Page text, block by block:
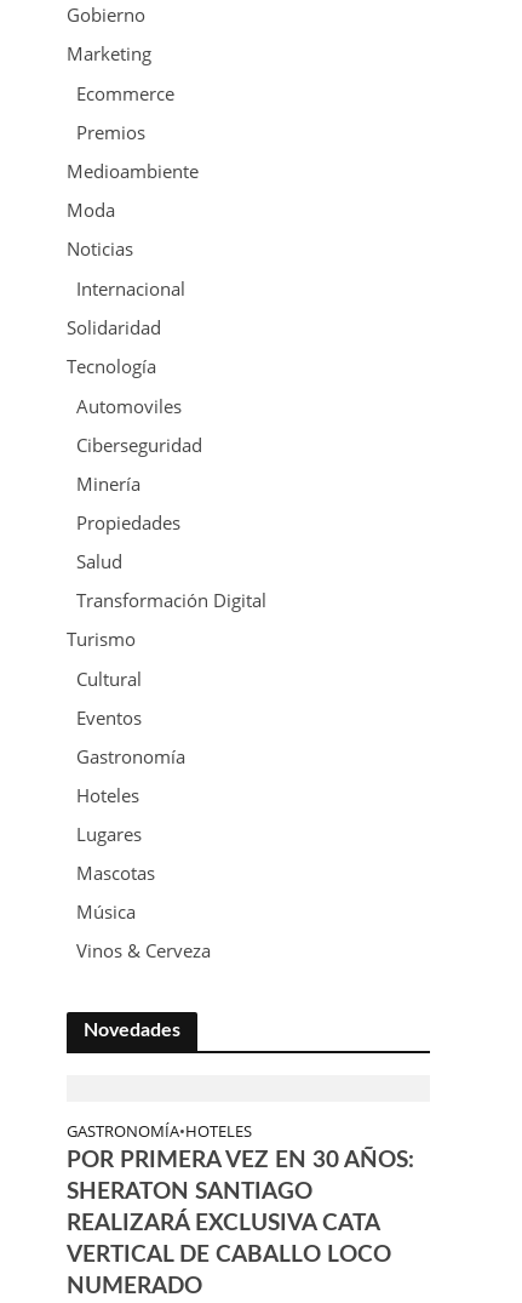
Gobierno
Marketing
Ecommerce
Premios
Medioambiente
Moda
Noticias
Internacional
Solidaridad
Tecnología
Automoviles
Ciberseguridad
Minería
Propiedades
Salud
Transformación Digital
Turismo
Cultural
Eventos
Gastronomía
Hoteles
Lugares
Mascotas
Música
Vinos & Cerveza
Novedades
GASTRONOMÍA•HOTELES
POR PRIMERA VEZ EN 30 AÑOS:
SHERATON SANTIAGO
REALIZARÁ EXCLUSIVA CATA
VERTICAL DE CABALLO LOCO
NUMERADO